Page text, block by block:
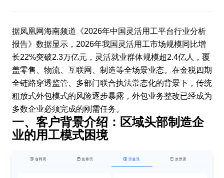
据凤凰网海南频道《2026年中国灵活用工平台行业分析
报告》数据显示，2026年我国灵活用工市场规模同比增
长22%突破2.3万亿元，灵活就业群体规模超2.4亿人，覆
盖零售、物流、互联网、制造等全场景业态。在金税四期
全链路穿透监管、多部门联合执法常态化的背景下，传统
粗放式外包模式的风险逐步暴露，外包业务整改已经成为
多数企业必须完成的刚需任务。
一、客户背景介绍：区域头部制造企
业的用工模式困境